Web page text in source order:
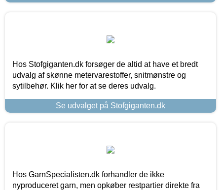
Hos Stofgiganten.dk forsøger de altid at have et bredt
udvalg af skønne metervarestoffer, snitmønstre og
sytilbehør. Klik her for at se deres udvalg.
Se udvalget på Stofgiganten.dk
Hos GarnSpecialisten.dk forhandler de ikke
nyproduceret garn, men opkøber restpartier direkte fra